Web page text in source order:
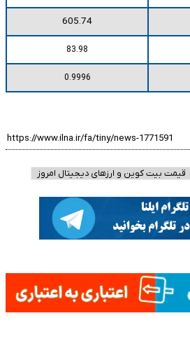
605.74
83.98
0.9996
قیمت بیت کوین و ارز‌های دیجیتال امروز